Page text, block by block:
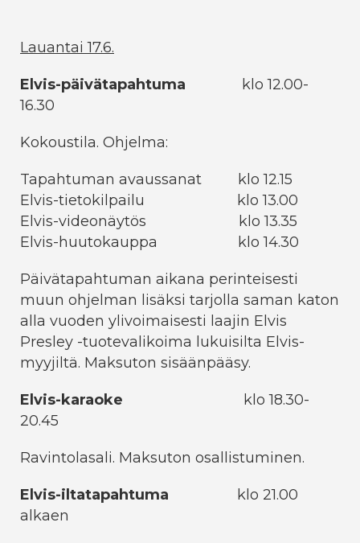
Lauantai 17.6.
Elvis-päivätapahtuma klo 12.00-
16.30
Kokoustila. Ohjelma:
Tapahtuman avaussanat klo 12.15
Elvis-tietokilpailu klo 13.00
Elvis-videonäytös klo 13.35
Elvis-huutokauppa klo 14.30
Päivätapahtuman aikana perinteisesti
muun ohjelman lisäksi tarjolla saman katon
alla vuoden ylivoimaisesti laajin Elvis
Presley -tuotevalikoima lukuisilta Elvis-
myyjiltä. Maksuton sisäänpääsy.
Elvis-karaoke klo 18.30-
20.45
Ravintolasali. Maksuton osallistuminen.
Elvis-iltatapahtuma
klo 21.00
alkaen